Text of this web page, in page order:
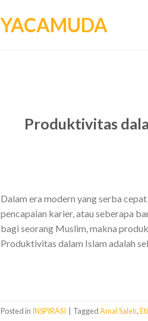
YACAMUDA
Produktivitas
Dalam era modern yang serba
pencapaian karier, atau seberapa
bagi seorang Muslim, makna
Produktivitas dalam Islam adalah
Posted in INSPIRASI TaggedAmal Saleh,